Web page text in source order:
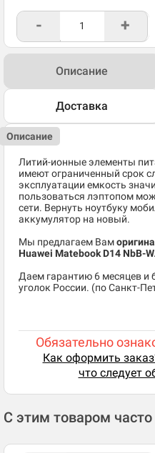
- +
Описание
Доставка
Описание
Литий-ионные элементы
имеют ограниченный срок
эксплуатации емкость
пользоваться лэптопом
сети. Вернуть ноутбуку
аккумулятор на новый.
Мы предлагаем Вам
Huawei Matebook D14 NbB-
Даем гарантию 6 месяцев и
уголок России. (по Санкт-
Обязательно
Как оформить
что следует
С этим товаром